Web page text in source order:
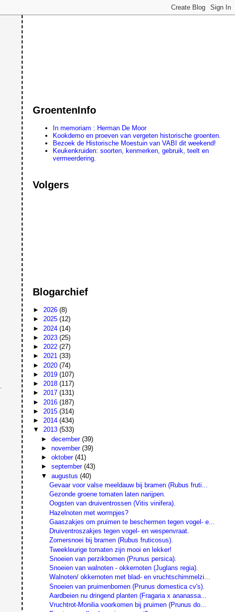
GroentenInfo
In memoriam : Herman De Moor
Kookdemo en proeven van vergeten historische groenten.
Bezoek de Historische Moestuin van VABI dit weekend!
Keukenkruiden: soorten, kenmerken, gebruik, teelt en
vermeerdering.
Volgers
Blogarchief
►2026(8)
►2025(12)
► 2024(14)
► 2023(25)
►2022(27)
►2021(33)
► 2020(74)
► 2019(107)
►2018(117)
►2017(131)
► 2016(187)
► 2015(314)
►2014(434)
▼2013(533)
► december (39)
► november (39)
► oktober (41)
► september (43)
▼ augustus (40)
Gevaar voor valse meeldauw bij bramen (Rubus fruti...
Gezonde groene tomaten laten narijpen.
Oogsten van druiventrossen (Vitis vinifera).
Hazelnoten met wormpjes?
Gaaszakjes om pruimen te beschermen tegen vogel- e...
Druiventroszakjes tegen vogel- en wespenvraat.
Zomersnoei bij bramen (Rubus fruticosus).
Tweekleurige tomaten zijn mooi en lekker!
Snoeien van perzikbomen (Prunus persica).
Snoeien van walnoten - okkernoten (Juglans regia).
Walnoten/ okkernoten met blad- en vruchtschimmelzi...
Snoeien van pruimenbomen (Prunus domestica cv's).
Aardbeien nu dringend planten (Fragaria x ananassa...
Vruchtrot-Monilia voorkomen bij pruimen (Prunus do...